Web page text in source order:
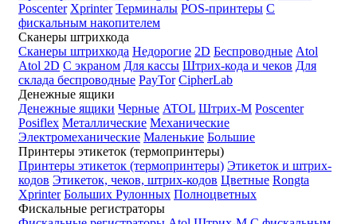
Poscenter Xprinter Терминалы POS-принтеры С
фискальным накопителем
Сканеры штрихкода
Сканеры штрихкода Недорогие 2D Беспроводные Atol
Atol 2D С экраном Для кассы Штрих-кода и чеков Для
склада беспроводные PayTor CipherLab
Денежные ящики
Денежные ящики Черные ATOL Штрих-М Poscenter
Posiflex Металлические Механические
Электромеханические Маленькие Большие
Принтеры этикеток (термопринтеры)
Принтеры этикеток (термопринтеры) Этикеток и штрих-
кодов Этикеток, чеков, штрих-кодов Цветные Rongta
Xprinter Больших Рулонных Полноцветных
Фискальные регистраторы